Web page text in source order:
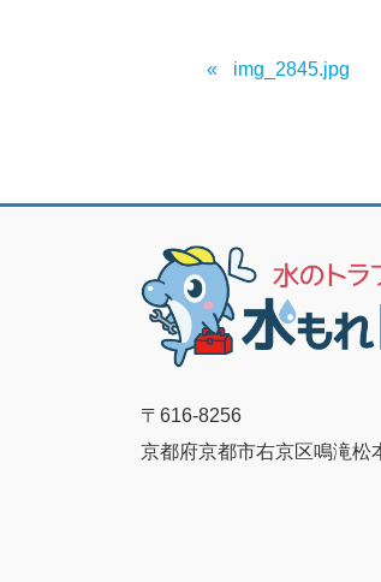
img_2845.jpg
〒616-8256
京都府京都市右京区鳴滝松